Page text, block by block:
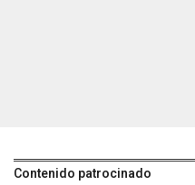
Contenido patrocinado